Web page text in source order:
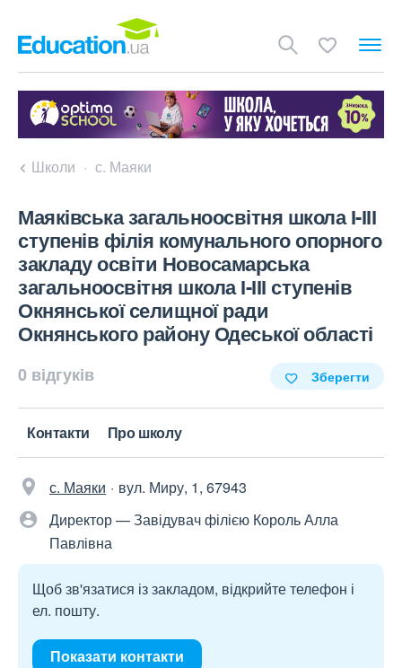
Школи с. Маяки
Маяківська загальноосвітня школа І-ІІІ
ступенів філія комунального опорного
закладу освіти Новосамарська
загальноосвітня школа І-ІІІ ступенів
Окнянської селищної ради
Окнянського району Одеської області
0 відгуків Зберегти
Контакти Про школу
с. Маяки
вул. Миру, 1, 67943
Директор — Завідувач філією Король Алла
Павлівна
Щоб зв'язатися із закладом, відкрийте телефон і
ел. пошту.
Показати контакти